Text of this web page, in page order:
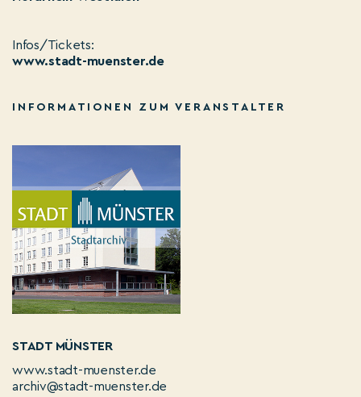
Infos/Tickets:
www.stadt-muenster.de
INFORMATIONEN ZUM VERANSTALTER
STADT MÜNSTER
www.stadt-muenster.de
archiv@stadt-muenster.de